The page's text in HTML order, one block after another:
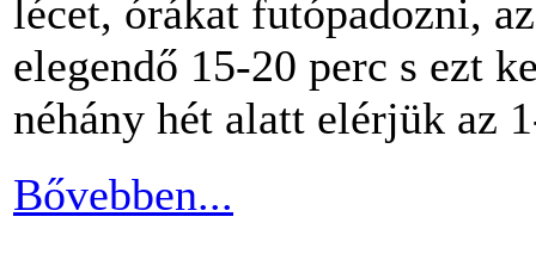
lécet, órákat futópadozni,
elegendő 15-20 perc s ezt
néhány hét alatt elérjük az
Bővebben...